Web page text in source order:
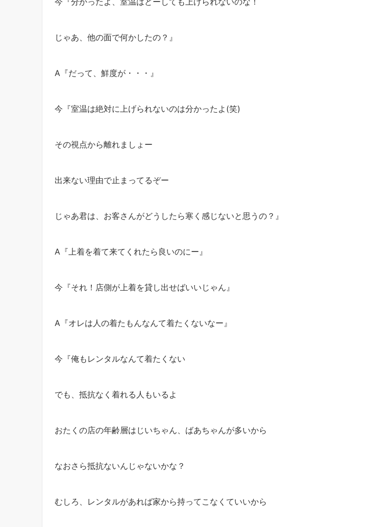
じゃあ、他の面で何かしたの？』
A『だって、鮮度が・・・』
今『室温は絶対に上げられないのは分かったよ(笑)
その視点から離れましょー
出来ない理由で止まってるぞー
じゃあ君は、お客さんがどうしたら寒く感じないと思うの？』
A『上着を着て来てくれたら良いのにー』
今『それ！店側が上着を貸し出せばいいじゃん』
A『オレは人の着たもんなんて着たくないなー』
今『俺もレンタルなんて着たくない
でも、抵抗なく着れる人もいるよ
おたくの店の年齢層はじいちゃん、ばあちゃんが多いから
なおさら抵抗ないんじゃないかな？
むしろ、レンタルがあれば家から持ってこなくていいから